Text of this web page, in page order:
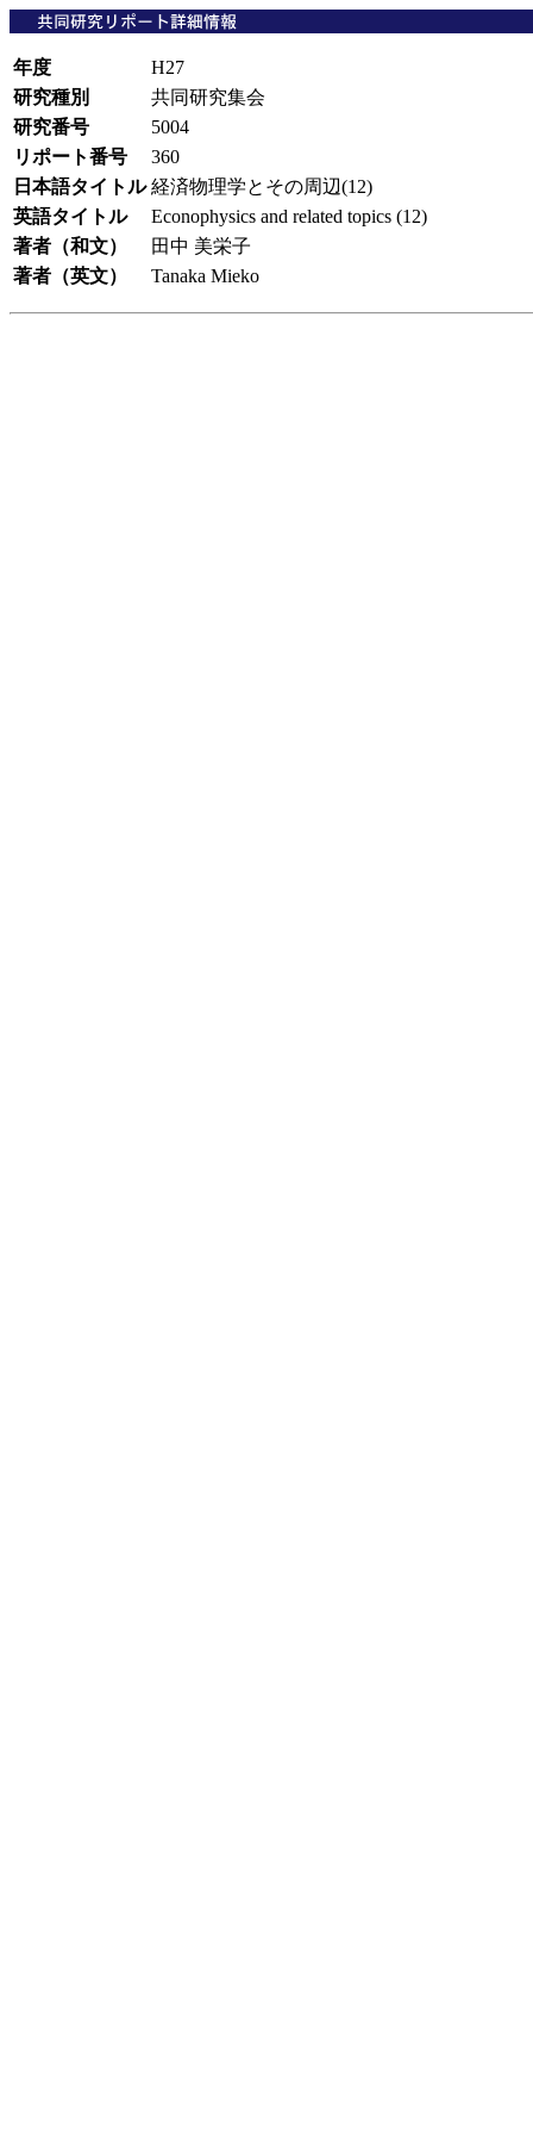
年度
H27
研究種別
共同研究集会
研究番号
5004
リポート番号
360
日本語タイトル 経済物理学とその周辺(12)
英語タイトル
Econophysics and related topics (12)
著者（和文）
田中 美栄子
著者（英文）
Tanaka Mieko